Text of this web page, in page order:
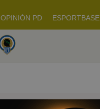
OPINIÓN PD ESPORTBASE